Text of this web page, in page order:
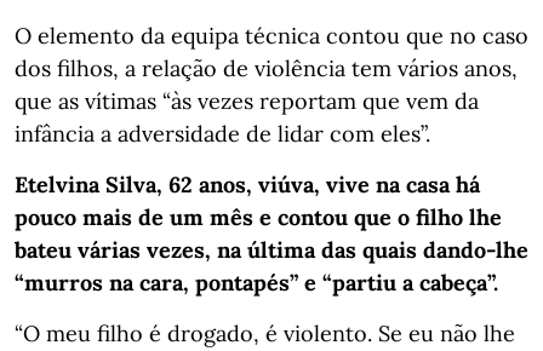
O elemento da equipa técnica contou que no caso
dos filhos, a relação de violência tem vários anos,
que as vítimas “às vezes reportam que vem da
infância a adversidade de lidar com eles”.
Etelvina Silva, 62 anos, viúva, vive na casa há
pouco mais de um mês e contou que o filho lhe
bateu várias vezes, na última das quais dando-lhe
“murros na cara, pontapés” e “partiu a cabeça”.
“O meu filho é drogado, é violento. Se eu não lhe